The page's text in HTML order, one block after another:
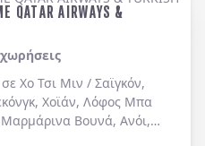
AIRWAYS &
Χο Τσι Μιν / Σαϊγκόν,
, Χοϊάν, Λόφος Μπα
Μαρμάρινα Βουνά, Ανόι,